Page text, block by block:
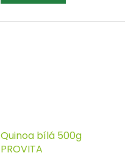
Quinoa bílá 500g
PROVITA